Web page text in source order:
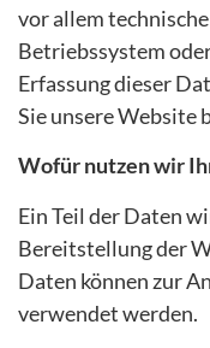
vor allem
Betriebssystem
Erfassung dieser
Sie unsere Website
Wofür nutzen wir
Ein Teil der Daten
Bereitstellung der
Daten können zur
verwendet werden.